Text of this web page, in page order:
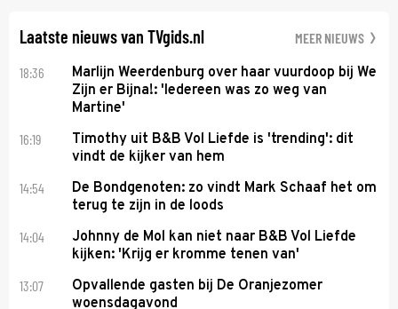
Laatste nieuws van TVgids.nl MEER NIEUWS
18:36
Marlijn Weerdenburg over haar vuurdoop bij We
Zijn er Bijna!: 'Iedereen was zo weg van
Martine'
16:19
Timothy uit B&B Vol Liefde is 'trending': dit
vindt de kijker van hem
14:54
De Bondgenoten: zo vindt Mark Schaaf het om
terug te zijn in de loods
14:04
Johnny de Mol kan niet naar B&B Vol Liefde
kijken: 'Krijg er kromme tenen van'
13:07
Opvallende gasten bij De Oranjezomer
woensdagavond